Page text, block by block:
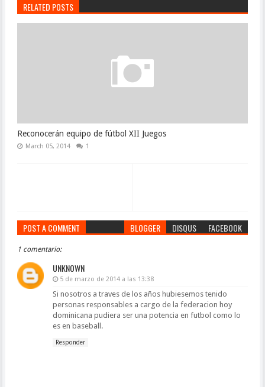
RELATED POSTS
Reconocerán equipo de fútbol XII Juegos
March 05, 2014 1
POST A COMMENT BLOGGER DISQUS FACEBOOK
1 comentario:
UNKNOWN
5 de marzo de 2014 a las 13:38
Si nosotros a traves de los años hubiesemos tenido
personas responsables a cargo de la federacion hoy
dominicana pudiera ser una potencia en futbol como lo
es en baseball.
Responder